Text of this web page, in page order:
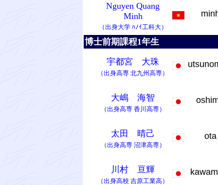
Nguyen Quang
Minh
（出身大学 ﾊﾉｲ工科大）
博士前期課程1年生
宇都宮 大珠
（出身高専 北九州高専）
大嶋 海智
（出身高専 香川高専）
太田 晴己
（出身高専 沼津高専）
川村 亘輝
（出身高校 吉原工業高）